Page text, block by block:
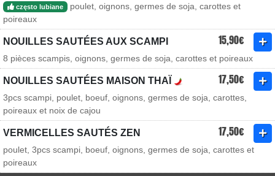
często lubiane
poulet, oignons, germes de soja, carottes et
poireaux
NOUILLES SAUTÉES AUX SCAMPI 15,90€
8 pièces scampis, oignons, germes de soja, carottes et poireaux
NOUILLES SAUTÉES MAISON THAÏ 17,50€
3pcs scampi, poulet, boeuf, oignons, germes de soja, carottes,
poireaux et noix de cajou
VERMICELLES SAUTÉS ZEN 17,50€
poulet, 3pcs scampi, boeuf, oignons, germes de soja, carottes et
poireaux